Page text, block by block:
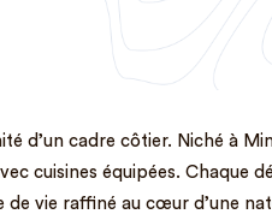
d’un cadre côtier. Niché à
cuisines équipées.
vie raffiné au cœur d’une